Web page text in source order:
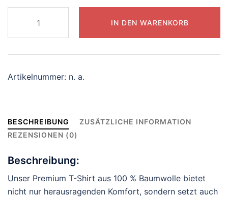
sparkling-
dolphin
Menge
IN DEN WARENKORB
Artikelnummer: n. a.
BESCHREIBUNG
ZUSÄTZLICHE INFORMATION
REZENSIONEN (0)
Beschreibung:
Unser Premium T-Shirt aus 100 % Baumwolle bietet
nicht nur herausragenden Komfort, sondern setzt auch